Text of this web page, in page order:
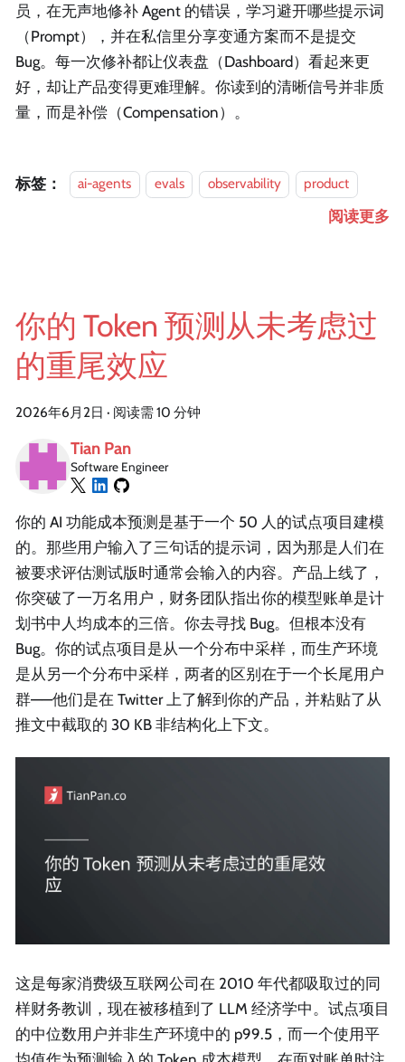
员，在无声地修补 Agent 的错误，学习避开哪些提示词
（Prompt），并在私信里分享变通方案而不是提交
Bug。每一次修补都让仪表盘（Dashboard）看起来更
好，却让产品变得更难理解。你读到的清晰信号并非质
量，而是补偿（Compensation）。
标签： ai-agents evals observability product
阅读更多
你的 Token 预测从未考虑过
的重尾效应
2026年6月2日 · 阅读需 10 分钟
Tian Pan
Software Engineer
你的 AI 功能成本预测是基于一个 50 人的试点项目建模
的。那些用户输入了三句话的提示词，因为那是人们在
被要求评估测试版时通常会输入的内容。产品上线了，
你突破了一万名用户，财务团队指出你的模型账单是计
划书中人均成本的三倍。你去寻找 Bug。但根本没有
Bug。你的试点项目是从一个分布中采样，而生产环境
是从另一个分布中采样，两者的区别在于一个长尾用户
群——他们是在 Twitter 上了解到你的产品，并粘贴了从
推文中截取的 30 KB 非结构化上下文。
这是每家消费级互联网公司在 2010 年代都吸取过的同
样财务教训，现在被移植到了 LLM 经济学中。试点项目
的中位数用户并非生产环境中的 p99.5，而一个使用平